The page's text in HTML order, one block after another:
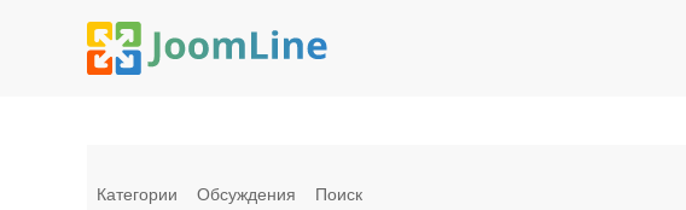
Категории Обсуждения Поиск